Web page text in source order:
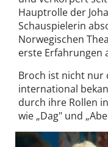
Hauptrolle der
Schauspielerin
Norwegischen
erste Erfahrungen
Broch ist nicht nur
international
durch ihre Rollen
wie „Dag" und